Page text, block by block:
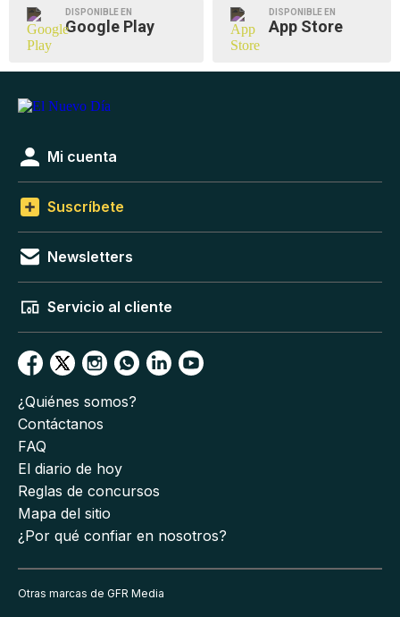
DISPONIBLE EN
Google Play
DISPONIBLE EN
App Store
Mi cuenta
Suscríbete
Newsletters
Servicio al cliente
¿Quiénes somos?
Contáctanos
FAQ
El diario de hoy
Reglas de concursos
Mapa del sitio
¿Por qué confiar en nosotros?
Otras marcas de GFR Media